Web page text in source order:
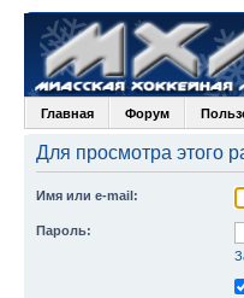
Главная Форум
Для просмотра этого
Имя или e-mail:
Пароль: